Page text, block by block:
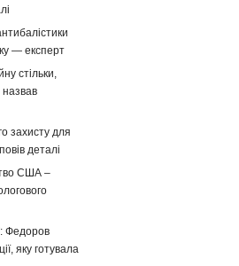
— експерт
стільки,
назвав
захисту для
деталі
США –
Федоров
яку готувала